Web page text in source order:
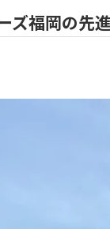
ズ福岡の先